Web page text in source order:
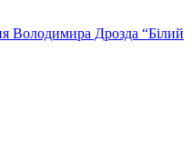
Володимира Дрозда “Білий